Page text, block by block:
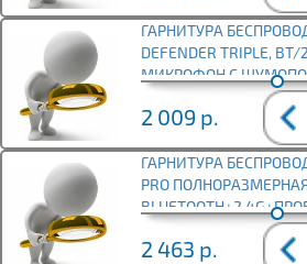
ГАРНИТУРА
DEFENDER TRIPLE, BT/
МИКРОФОН С
2 009 р.
ГАРНИТУРА
PRO
2 463 р.